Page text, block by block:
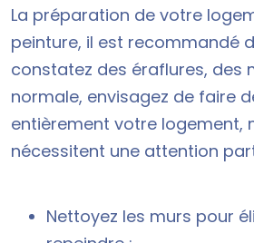
La préparation de votre
peinture, il est recommandé
constatez des éraflures, des
normale, envisagez de faire
entièrement votre logement,
nécessitent une attention
Nettoyez les murs pour